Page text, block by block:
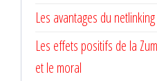
Les avantages du
Les effets positifs de la
et le moral